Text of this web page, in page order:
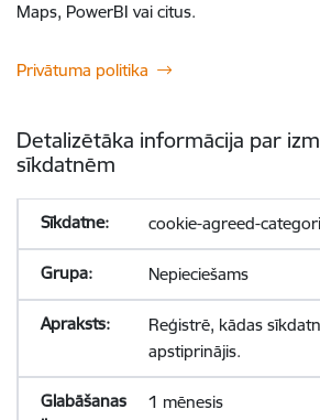
Maps, PowerBI vai citus.
Privātuma politika
Detalizētāka informācija par
sīkdatnēm
cookie-agreed-
Nepieciešams
Reģistrē, kādas
apstiprinājis.
1 mēnesis